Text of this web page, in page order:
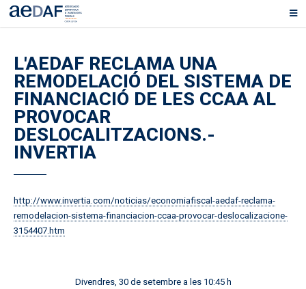
L'AEDAF RECLAMA UNA
REMODELACIÓ DEL SISTEMA DE
FINANCIACIÓ DE LES CCAA AL
PROVOCAR
DESLOCALITZACIONS.-
INVERTIA
http://www.invertia.com/noticias/economiafiscal-aedaf-reclama-
remodelacion-sistema-financiacion-ccaa-provocar-deslocalizacione-
3154407.htm
Divendres, 30 de setembre a les 10:45 h